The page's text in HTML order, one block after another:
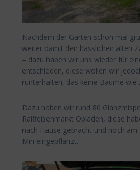
Nachdem der Garten schon mal
weiter damit den hässlichen alten
– dazu haben wir uns wieder für
entschieden, diese wollen wir
runterhalten, das keine Bäume wie
Dazu haben wir rund 80
Raiffeisenmarkt Opladen, diese
nach Hause gebracht und noch
Miri eingepflanzt.